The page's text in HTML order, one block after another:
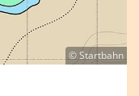
© Startbahn